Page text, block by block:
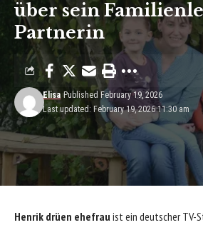
über sein
Partnerin
Last updated: February 19, 2026 11:30 am
Elisa Published February 19, 2026
Henrik drüen ehefrauist ein deutscher TV-